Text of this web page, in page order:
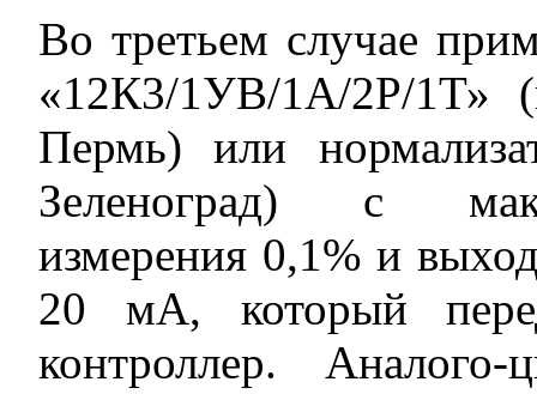
Во третьем случае
«12К3/1УВ/1А/2Р/1Т»
Пермь) или
Зеленоград) с
измерения 0,1% и
20 мА, который
контроллер.